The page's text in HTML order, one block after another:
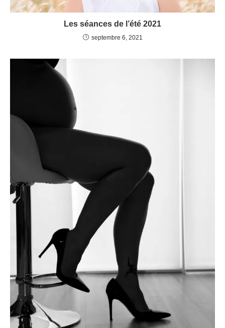
Les séances de l’été 2021
septembre 6, 2021